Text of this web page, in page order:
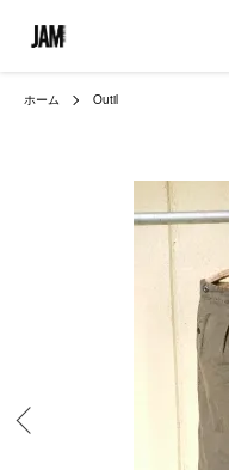
ホーム Outil